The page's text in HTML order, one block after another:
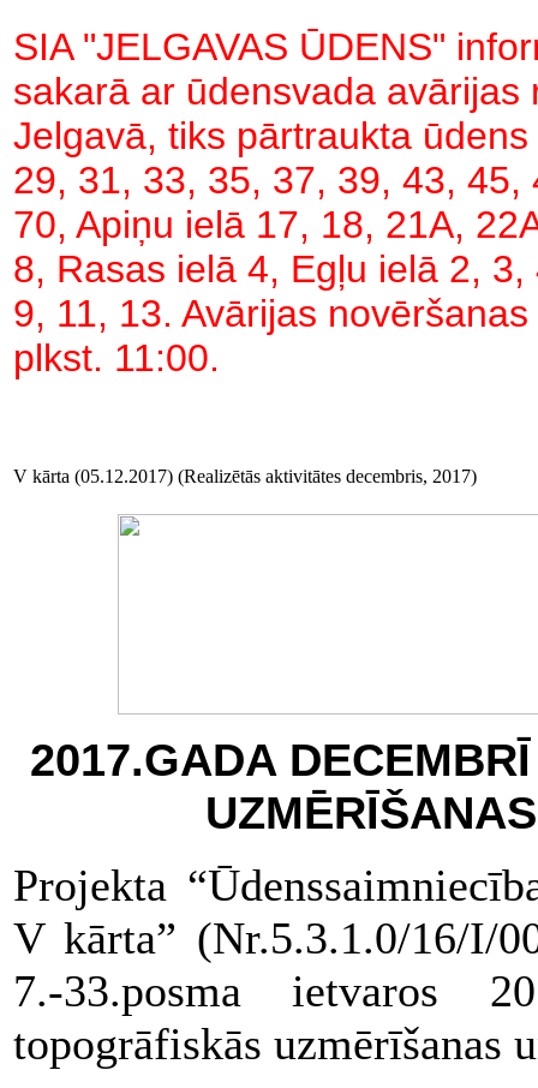
SIA "JELGAVAS ŪDENS"
sakarā ar ūdensvada
Jelgavā, tiks pārtraukta
29, 31, 33, 35, 37, 39, 43,
70, Apiņu ielā 17, 18, 21A,
8, Rasas ielā 4, Egļu ielā 2,
9, 11, 13. Avārijas
plkst. 11:00.
V kārta (05.12.2017) (Realizētās aktivitātes decembris, 2017)
2017.GADA
Projekta
V kārta” (Nr.5.3.1.0/16/I/
7.-33.posma ietvaros
topogrāfiskās uzmērīšanas